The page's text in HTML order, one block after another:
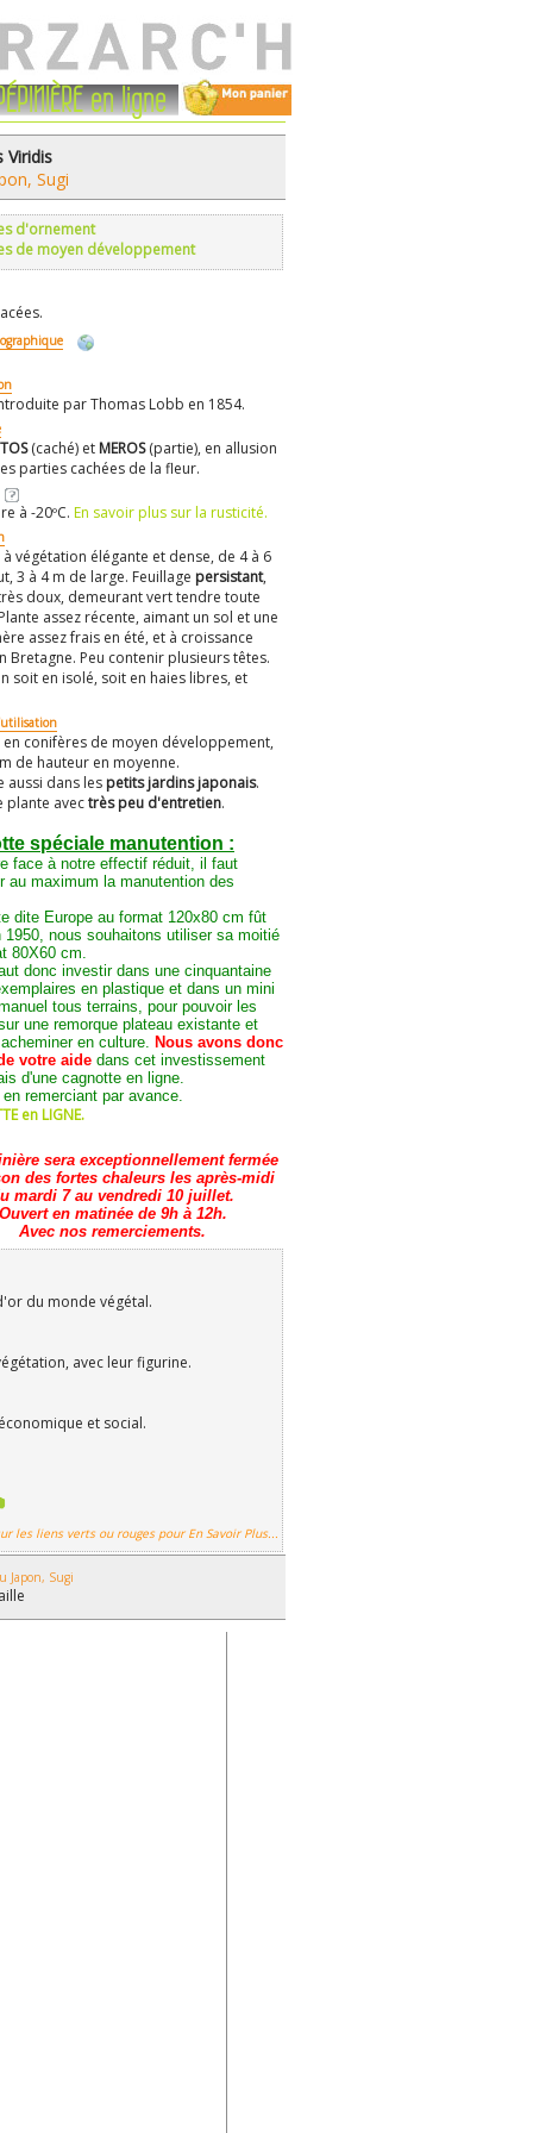
en ligne
Viridis
Sugi
d'ornement
de moyen développement
par Thomas Lobb en 1854.
(caché) et MEROS(partie), en allusion
parties cachées de la fleur.
à -20ºC. En savoir plus sur la rusticité.
végétation élégante et dense, de 4 à 6
3 à 4 m de large. Feuillage persistant,
doux, demeurant vert tendre toute
assez récente, aimant un sol et une
assez frais en été, et à croissance
Bretagne. Peu contenir plusieurs têtes.
soit en isolé, soit en haies libres, et
en conifères de moyen développement,
de hauteur en moyenne.
aussi dans les petits jardins japonais.
plante avectrès peu d'entretien.
spéciale manutention :
face à notre effectif réduit, il faut
au maximum la manutention des
dite Europe au format 120x80 cm fût
1950, nous souhaitons utiliser sa moitié
80X60 cm.
donc investir dans une cinquantaine
en plastique et dans un mini
tous terrains, pour pouvoir les
une remorque plateau existante et
en culture. Nous avons donc
votre aide dans cet investissement
d'une cagnotte en ligne.
remerciant par avance.
en LIGNE.
sera exceptionnellement fermée
des fortes chaleurs les après-midi
mardi 7 au vendredi 10 juillet.
en matinée de 9h à 12h.
Avec nos remerciements.
du monde végétal.
avec leur figurine.
et social.
les liens verts ou rouges pour En Savoir Plus...
Japon, Sugi